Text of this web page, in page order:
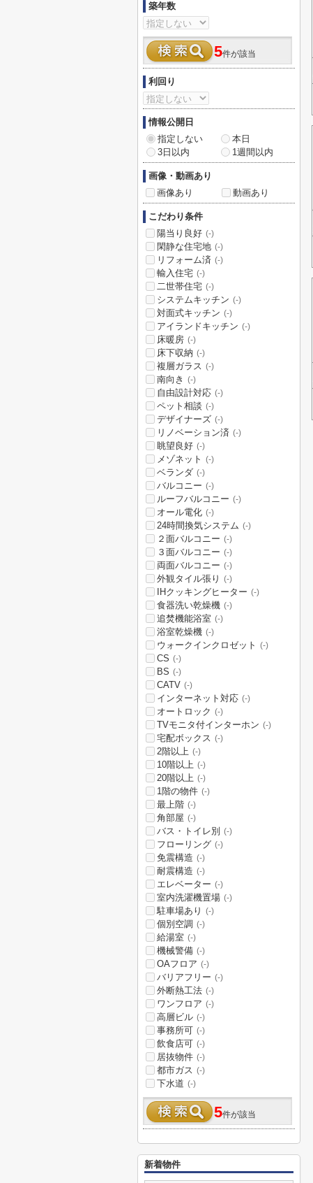
築年数
5件が該当
利回り
情報公開日
指定しない
本日
3日以内
1週間以内
画像・動画あり
画像あり
動画あり
こだわり条件
陽当り良好 (-)
閑静な住宅地 (-)
リフォーム済 (-)
輸入住宅 (-)
二世帯住宅 (-)
システムキッチン (-)
対面式キッチン (-)
アイランドキッチン (-)
床暖房 (-)
床下収納 (-)
複層ガラス (-)
南向き (-)
自由設計対応 (-)
ペット相談 (-)
デザイナーズ (-)
リノベーション済 (-)
眺望良好 (-)
メゾネット (-)
ベランダ (-)
バルコニー (-)
ルーフバルコニー (-)
オール電化 (-)
24時間換気システム (-)
２面バルコニー (-)
３面バルコニー (-)
両面バルコニー (-)
外観タイル張り (-)
IHクッキングヒーター (-)
食器洗い乾燥機 (-)
追焚機能浴室 (-)
浴室乾燥機 (-)
ウォークインクロゼット (-)
CS (-)
BS (-)
CATV (-)
インターネット対応 (-)
オートロック (-)
TVモニタ付インターホン (-)
宅配ボックス (-)
2階以上 (-)
10階以上 (-)
20階以上 (-)
1階の物件 (-)
最上階 (-)
角部屋 (-)
バス・トイレ別 (-)
フローリング (-)
免震構造 (-)
耐震構造 (-)
エレベーター (-)
室内洗濯機置場 (-)
駐車場あり (-)
個別空調 (-)
給湯室 (-)
機械警備 (-)
OAフロア (-)
バリアフリー (-)
外断熱工法 (-)
ワンフロア (-)
高層ビル (-)
事務所可 (-)
飲食店可 (-)
居抜物件 (-)
都市ガス (-)
下水道 (-)
5件が該当
新着物件